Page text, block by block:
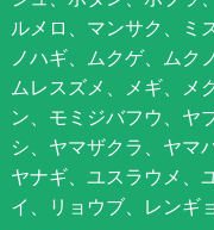
ルメロ、マンサク、ミ
ノハギ、ムクゲ、ムク
ムレスズメ、メギ、メ
ン、モミジバフウ、ヤ
シ、ヤマザクラ、ヤマ
ヤナギ、ユスラウメ、
イ、リョウブ、レンギ